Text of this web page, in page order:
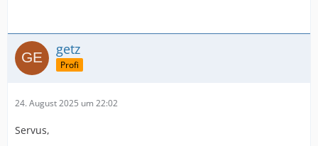
getz
Profi
24. August 2025 um 22:02
Servus,